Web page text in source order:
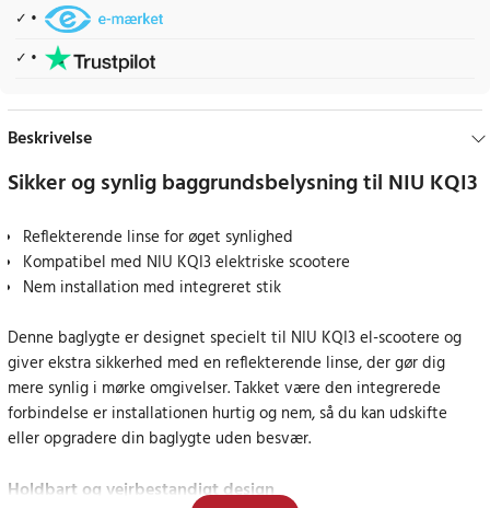
Beskrivelse
Sikker og synlig baggrundsbelysning til NIU KQI3
Reflekterende linse for øget synlighed
Kompatibel med NIU KQI3 elektriske scootere
Nem installation med integreret stik
Denne baglygte er designet specielt til NIU KQI3 el-scootere og
giver ekstra sikkerhed med en reflekterende linse, der gør dig
mere synlig i mørke omgivelser. Takket være den integrerede
forbindelse er installationen hurtig og nem, så du kan udskifte
eller opgradere din baglygte uden besvær.
Holdbart og vejrbestandigt design